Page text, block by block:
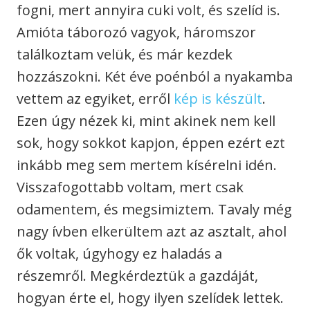
fogni, mert annyira cuki volt, és szelíd is.
Amióta táborozó vagyok, háromszor
találkoztam velük, és már kezdek
hozzászokni. Két éve poénból a nyakamba
vettem az egyiket, erről kép is készült.
Ezen úgy nézek ki, mint akinek nem kell
sok, hogy sokkot kapjon, éppen ezért ezt
inkább meg sem mertem kísérelni idén.
Visszafogottabb voltam, mert csak
odamentem, és megsimiztem. Tavaly még
nagy ívben elkerültem azt az asztalt, ahol
ők voltak, úgyhogy ez haladás a
részemről. Megkérdeztük a gazdáját,
hogyan érte el, hogy ilyen szelídek lettek.